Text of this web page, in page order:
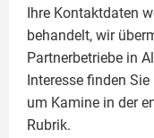
Ihre Kontaktdaten
behandelt, wir
Partnerbetriebe in
Interesse finden
um Kamine in der
Rubrik.